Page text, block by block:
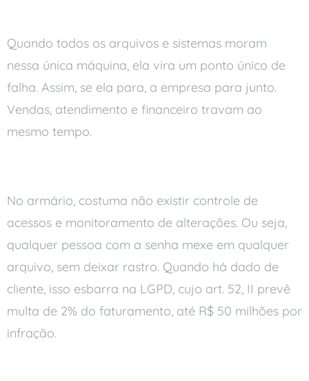
Quando todos os arquivos e sistemas moram
nessa única máquina, ela vira um ponto único de
falha. Assim, se ela para, a empresa para junto.
Vendas, atendimento e financeiro travam ao
mesmo tempo.
No armário, costuma não existir controle de
acessos e monitoramento de alterações. Ou seja,
qualquer pessoa com a senha mexe em qualquer
arquivo, sem deixar rastro. Quando há dado de
cliente, isso esbarra na LGPD, cujo art. 52, II prevê
multa de 2% do faturamento, até R$ 50 milhões por
infração.